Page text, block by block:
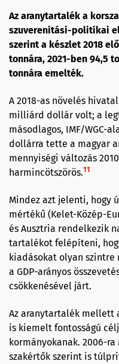
Az aranytartalék a
szuverenitási-politikai
szerint a készlet 2018
tonnára, 2021-ben 94,5
tonnára emelték.
A 2018-as növelés
milliárd dollár volt; a
másodlagos, IMF/WGC-
dollárra tette a magyar
mennyiségi változás
harmincötszörös.11
Mindez azt jelenti, hogy
mértékű (Kelet-Közép-
és Ausztria rendelkezik
tartalékot felépíteni,
kiadásokat olyan szintre
a GDP-arányos
csökkenésével járt.
Az aranytartalék mellett
is kiemelt fontosságú
kormányokanak. 2006-
szakértők szerint is